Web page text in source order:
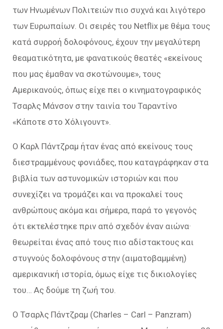
των Ηνωμένων Πολιτειών πιο συχνά και λιγότερο
των Ευρωπαίων. Οι σειρές του Netflix με θέμα τους
κατά συρροή δολοφόνους, έχουν την μεγαλύτερη
θεαματικότητα, με φανατικούς θεατές «εκείνους
που μας έμαθαν να σκοτώνουμε», τους
Αμερικανούς, όπως είχε πει ο κινηματογραφικός
Τσαρλς Μάνσον στην ταινία του Ταραντίνο
«Κάποτε στο Χόλιγουντ».
Ο Καρλ Πάντζραμ ήταν ένας από εκείνους τους
διεστραμμένους φονιάδες, που καταγράφηκαν στα
βιβλία των αστυνομικών ιστοριών και που
συνεχίζει να τρομάζει και να προκαλεί τους
ανθρώπους ακόμα και σήμερα, παρά το γεγονός
ότι εκτελέστηκε πριν από σχεδόν έναν αιώνα·
θεωρείται ένας από τους πιο αδίστακτους και
στυγνούς δολοφόνους στην (αιματοβαμμένη)
αμερικανική ιστορία, όμως είχε τις δικιολογίες
του… Ας δούμε τη ζωή του.
Ο Τσαρλς Πάντζραμ (Charles – Carl – Panzram)